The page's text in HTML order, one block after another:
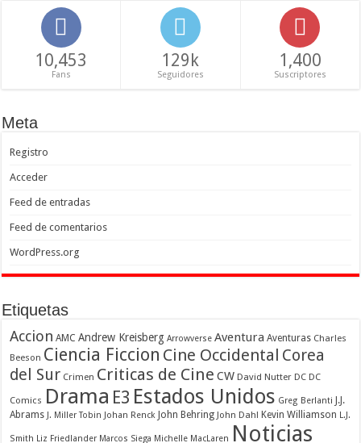
10,453
Fans
129k
Seguidores
1,400
Suscriptores
Meta
Registro
Acceder
Feed de entradas
Feed de comentarios
WordPress.org
Etiquetas
Accion AMC Andrew Kreisberg Arrowverse Aventura Aventuras Charles
Beeson Ciencia Ficcion Cine Occidental Corea
del Sur Crimen Criticas de Cine CW David Nutter DC DC
Comics Drama E3 Estados Unidos Greg Berlanti
J.J.
Abrams J. Miller Tobin Johan Renck John Behring John Dahl Kevin Williamson L.J.
Smith Liz Friedlander Marcos Siega Michelle MacLaren Noticias